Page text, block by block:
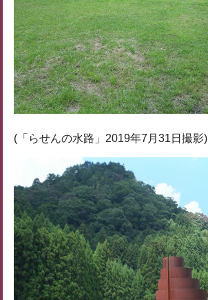
(「らせんの水路」2019年7月31日撮影)